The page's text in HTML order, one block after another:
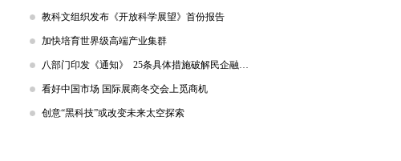
教科文组织发布《开放科学展望》首份报告
加快培育世界级高端产业集群
八部门印发《通知》 25条具体措施破解民企融资难题
看好中国市场 国际展商冬交会上觅商机
创意“黑科技”或改变未来太空探索